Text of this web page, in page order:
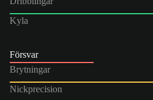
Kyla
Försvar
Brytningar
Nickprecision